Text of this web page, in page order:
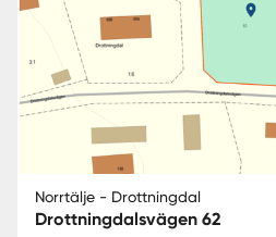
Norrtälje - Drottningdal
Drottningdalsvägen 62